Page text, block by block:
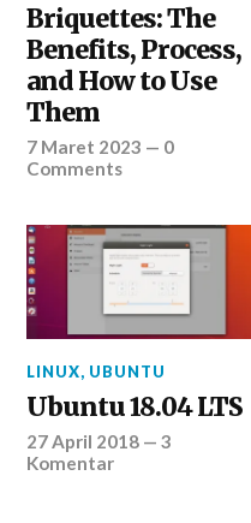
Briquettes: The
Benefits, Process,
and How to Use
Them
7 Maret 2023 — 0
Comments
LINUX, UBUNTU
Ubuntu 18.04 LTS
27 April 2018 —3
Komentar